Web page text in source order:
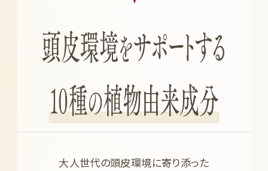
大人世代の頭皮環境に寄り添った